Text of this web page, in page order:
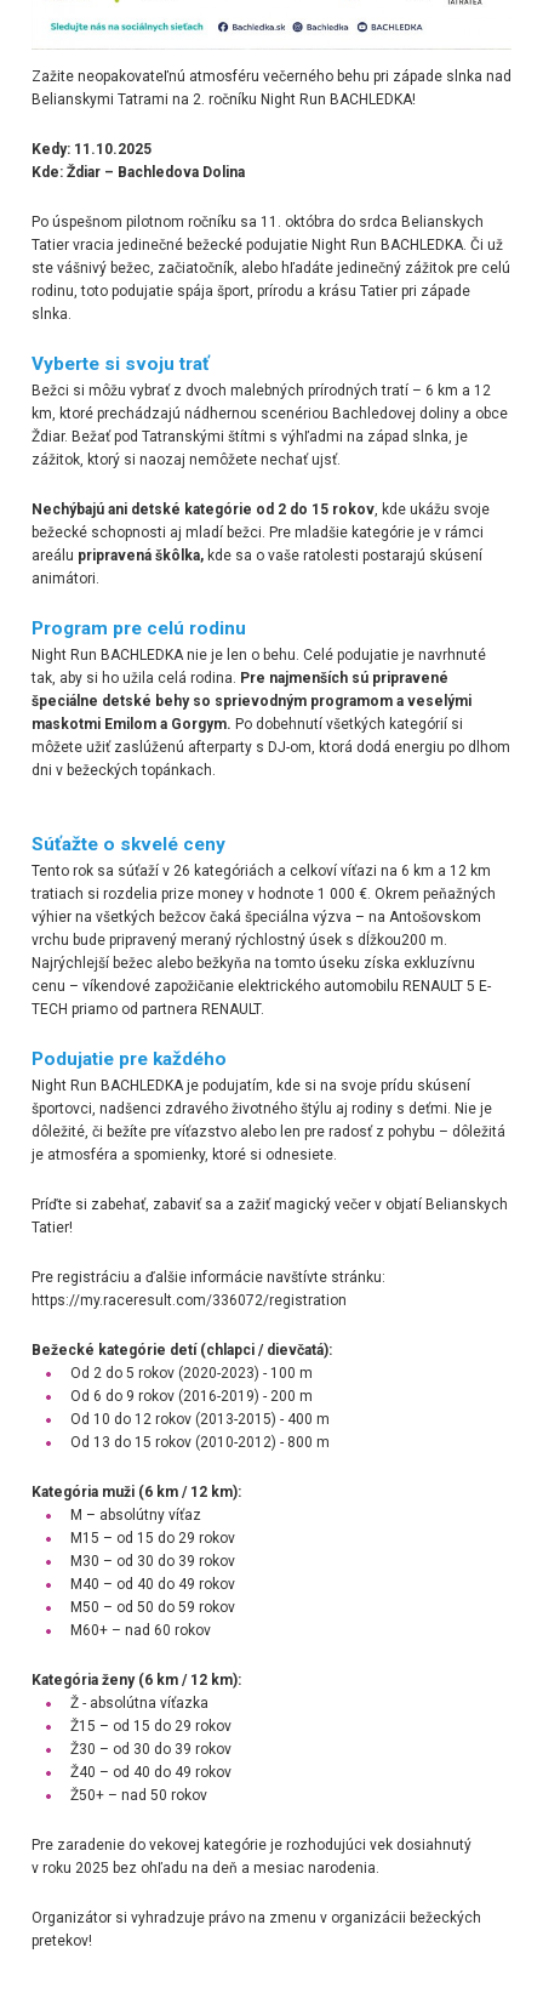
Zažite neopakovateľnú atmosféru večerného behu pri západe slnka nad
Belianskymi Tatrami na 2. ročníku Night Run BACHLEDKA!
Kedy: 11.10.2025
Kde: Ždiar – Bachledova Dolina
Po úspešnom pilotnom ročníku sa 11. októbra do srdca Belianskych
Tatier vracia jedinečné bežecké podujatie Night Run BACHLEDKA. Či už
ste vášnivý bežec, začiatočník, alebo hľadáte jedinečný zážitok pre celú
rodinu, toto podujatie spája šport, prírodu a krásu Tatier pri západe
slnka.
Vyberte si svoju trať
Bežci si môžu vybrať z dvoch malebných prírodných tratí – 6 km a 12
km, ktoré prechádzajú nádhernou scenériou Bachledovej doliny a obce
Ždiar. Bežať pod Tatranskými štítmi s výhľadmi na západ slnka, je
zážitok, ktorý si naozaj nemôžete nechať ujsť.
Nechýbajú ani detské kategórie od 2 do 15 rokov, kde ukážu svoje
bežecké schopnosti aj mladí bežci. Pre mladšie kategórie je v rámci
areálu pripravená škôlka,kde sa o vaše ratolesti postarajú skúsení
animátori.
Program pre celú rodinu
Night Run BACHLEDKA nie je len o behu. Celé podujatie je navrhnuté
tak, aby si ho užila celá rodina. Pre najmenších sú pripravené
špeciálne detské behy so sprievodným programom a veselými
maskotmi Emilom a Gorgym. Po dobehnutí všetkých kategórií si
môžete užiť zaslúženú afterparty s DJ-om, ktorá dodá energiu po dlhom
dni v bežeckých topánkach.
Súťažte o skvelé ceny
Tento rok sa súťaží v 26 kategóriách a celkoví víťazi na 6 km a 12 km
tratiach si rozdelia prize money v hodnote 1 000 €. Okrem peňažných
výhier na všetkých bežcov čaká špeciálna výzva – na Antošovskom
vrchu bude pripravený meraný rýchlostný úsek s dĺžkou200 m.
Najrýchlejší bežec alebo bežkyňa na tomto úseku získa exkluzívnu
cenu – víkendové zapožičanie elektrického automobilu RENAULT 5 E-
TECH priamo od partnera RENAULT.
Podujatie pre každého
Night Run BACHLEDKA je podujatím, kde si na svoje prídu skúsení
športovci, nadšenci zdravého životného štýlu aj rodiny s deťmi. Nie je
dôležité, či bežíte pre víťazstvo alebo len pre radosť z pohybu – dôležitá
je atmosféra a spomienky, ktoré si odnesiete.
Príďte si zabehať, zabaviť sa a zažiť magický večer v objatí Belianskych
Tatier!
Pre registráciu a ďalšie informácie navštívte stránku:
https://my.raceresult.com/336072/registration
Bežecké kategórie detí (chlapci / dievčatá):
Od 2 do 5 rokov (2020-2023) - 100 m
Od 6 do 9 rokov (2016-2019) - 200 m
Od 10 do 12 rokov (2013-2015) - 400 m
Od 13 do 15 rokov (2010-2012) - 800 m
Kategória muži (6 km / 12 km):
M – absolútny víťaz
M15 – od 15 do 29 rokov
M30 – od 30 do 39 rokov
M40 – od 40 do 49 rokov
M50 – od 50 do 59 rokov
M60+ – nad 60 rokov
Kategória ženy (6 km / 12 km):
Ž - absolútna víťazka
Ž15 – od 15 do 29 rokov
Ž30 – od 30 do 39 rokov
Ž40 – od 40 do 49 rokov
Ž50+ – nad 50 rokov
Pre zaradenie do vekovej kategórie je rozhodujúci vek dosiahnutý
v roku 2025 bez ohľadu na deň a mesiac narodenia.
Organizátor si vyhradzuje právo na zmenu v organizácii bežeckých
pretekov!